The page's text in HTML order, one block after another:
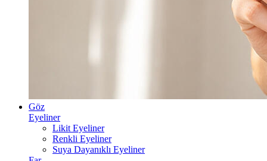
Göz
Eyeliner
Likit Eyeliner
Renkli Eyeliner
Suya Dayanıklı Eyeliner